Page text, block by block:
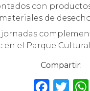
de
jornadas
el Parque
Compartir:
F T